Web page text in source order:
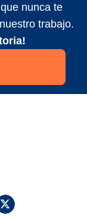
nunca te
trabajo.